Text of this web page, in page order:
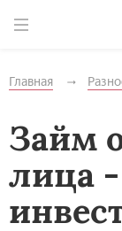
Главная
Займ
лица